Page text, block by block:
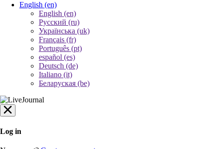
English (en)
English (en)
Русский (ru)
Українська (uk)
Français (fr)
Português (pt)
español (es)
Deutsch (de)
Italiano (it)
Беларуская (be)
Log in